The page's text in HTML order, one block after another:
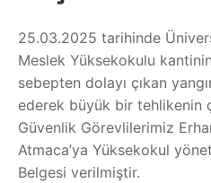
25.03.2025 tarihinde
Meslek Yüksekokulu
sebepten dolayı çıkan
ederek büyük bir tehlikenin
Güvenlik Görevlilerimiz
Atmaca’ya Yüksekokul
Belgesi verilmiştir.